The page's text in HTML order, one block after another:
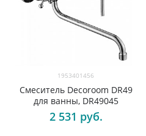
1953401456
Смеситель Decoroom DR49
для ванны, DR49045
2 531 руб.